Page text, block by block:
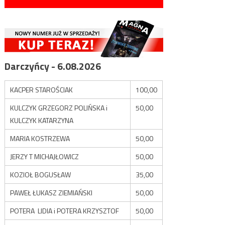
Darczyńcy - 6.08.2026
KACPER STAROŚCIAK
100,00
KULCZYK GRZEGORZ POLIŃSKA i
KULCZYK KATARZYNA
50,00
MARIA KOSTRZEWA
50,00
JERZY T MICHAJŁOWICZ
50,00
KOZIOŁ BOGUSŁAW
35,00
PAWEŁ ŁUKASZ ZIEMIAŃSKI
50,00
POTERA LIDIA i POTERA KRZYSZTOF
50,00